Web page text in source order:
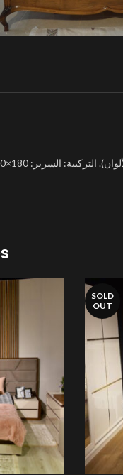
Click to enlarge
SOLD
OUT